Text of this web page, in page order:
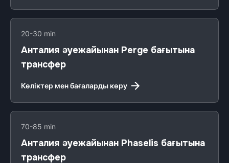
20-30 min
Анталия әуежайынан Perge бағытына
трансфер
Көліктер мен бағаларды көру
70-85 min
Анталия әуежайынан Phaselis бағытына
трансфер